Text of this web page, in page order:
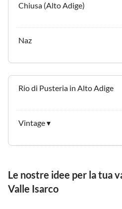
Chiusa (Alto Adige)
Naz
Rio di Pusteria in Alto Adige
Vintage ▾
Le nostre idee per la tua
Valle Isarco